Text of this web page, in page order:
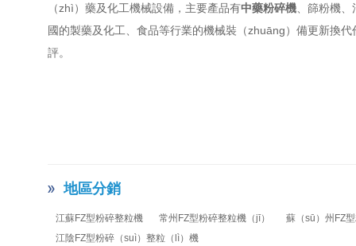
（zhì）藥及化工機械設備，主要產品有中藥粉碎機 、篩粉機
國的製藥及化工、食品等行業的機械裝（zhuāng）備更新換
評。
地區分銷
江蘇FZ型粉碎整粒機 常州FZ型粉碎整粒機（jī）
蘇（sū）州FZ
江陰FZ型粉碎（suì）整粒（lì）機